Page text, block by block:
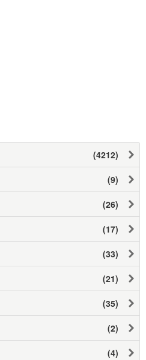
(4212)
(9)
(26)
(17)
(33)
(21)
(35)
(2)
(4)